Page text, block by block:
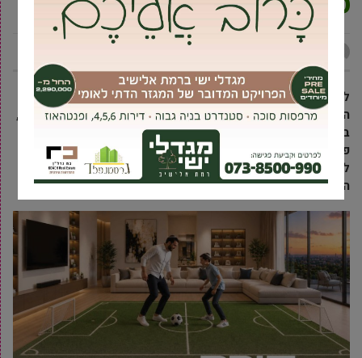
לפני כחודשיים חגג תושב העיר אליעזר גינדין את יום הולדתו
ה-100 וזכה לביקור וברכה אישית מראש העיר. הבוקר הוא התחסן,
בפעם השניה, והצטרף אל 23.75% מתושבי העיר שכבר מחוסנים
פעמיים לקורונה. ראש העיר יוסי ברודני: “אני קורא שוב לכולם
להתחסן ולשמור על ההנחיות – זה הסיכוי שלנו לצאת מהמגפה
הזאת”.